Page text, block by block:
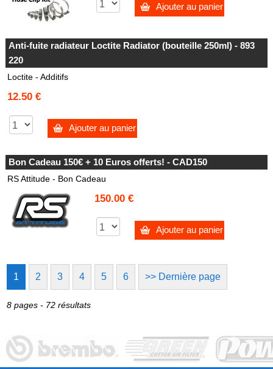
Ajouter au panier
Anti-fuite radiateur Loctite Radiator (bouteille 250ml) - 893
220
Loctite - Additifs
12.50 €
Ajouter au panier
Bon Cadeau 150€ + 10 Euros offerts! - CAD150
RS Attitude - Bon Cadeau
150.00 €
Ajouter au panier
1 2 3 4 5 6 >> Dernière page
8 pages - 72 résultats